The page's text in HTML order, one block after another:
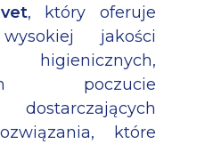
, który oferuje
jakości
poczucie
które